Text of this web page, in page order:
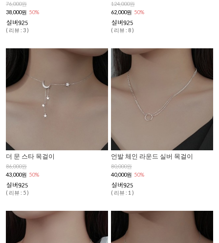
76,000원
38,000원 50%
( 리뷰 : 3 )
124,000원
62,000원 50%
( 리뷰 : 8 )
더 문 스타 목걸이
86,000원
43,000원 50%
( 리뷰 : 5 )
언발 체인 라운드 실버 목걸이
80,000원
40,000원 50%
( 리뷰 : 1 )